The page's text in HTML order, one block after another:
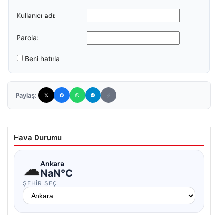
Kullanıcı adı:
Parola:
Beni hatırla
Paylaş:
Hava Durumu
☁Ankara
NaN°C
ŞEHIR SEÇ